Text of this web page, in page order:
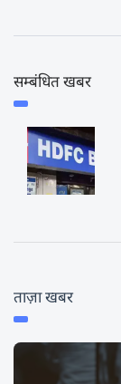
सम्बंधित खबर
ताज़ा खबर